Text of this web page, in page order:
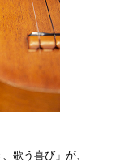
歌う喜び」が、